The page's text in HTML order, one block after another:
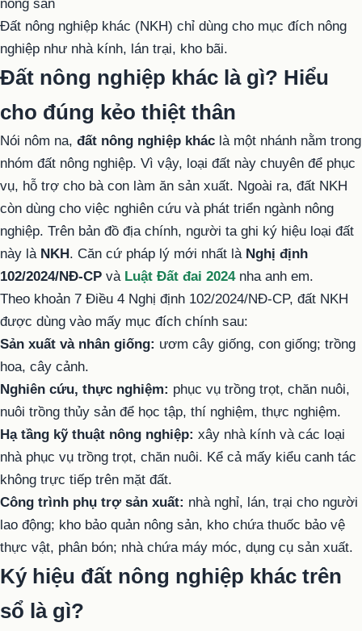
Đất nông nghiệp khác (NKH) chỉ dùng cho mục đích nông
nghiệp như nhà kính, lán trại, kho bãi.
Đất nông nghiệp khác là gì? Hiểu
cho đúng kẻo thiệt thân
Nói nôm na, đất nông nghiệp khác là một nhánh nằm trong
nhóm đất nông nghiệp. Vì vậy, loại đất này chuyên để phục
vụ, hỗ trợ cho bà con làm ăn sản xuất. Ngoài ra, đất NKH
còn dùng cho việc nghiên cứu và phát triển ngành nông
nghiệp. Trên bản đồ địa chính, người ta ghi ký hiệu loại đất
này là NKH. Căn cứ pháp lý mới nhất là Nghị định
102/2024/NĐ-CP và Luật Đất đai 2024nha anh em.
Theo khoản 7 Điều 4 Nghị định 102/2024/NĐ-CP, đất NKH
được dùng vào mấy mục đích chính sau:
Sản xuất và nhân giống: ươm cây giống, con giống; trồng
hoa, cây cảnh.
Nghiên cứu, thực nghiệm: phục vụ trồng trọt, chăn nuôi,
nuôi trồng thủy sản để học tập, thí nghiệm, thực nghiệm.
Hạ tầng kỹ thuật nông nghiệp: xây nhà kính và các loại
nhà phục vụ trồng trọt, chăn nuôi. Kể cả mấy kiểu canh tác
không trực tiếp trên mặt đất.
Công trình phụ trợ sản xuất: nhà nghỉ, lán, trại cho người
lao động; kho bảo quản nông sản, kho chứa thuốc bảo vệ
thực vật, phân bón; nhà chứa máy móc, dụng cụ sản xuất.
Ký hiệu đất nông nghiệp khác trên
sổ là gì?